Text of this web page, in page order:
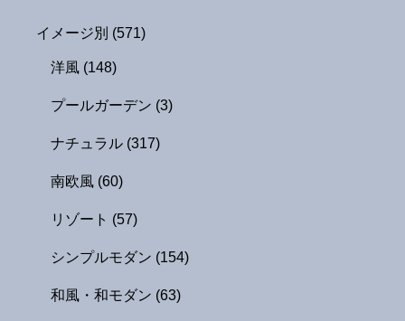
イメージ別 (571)
洋風 (148)
プールガーデン (3)
ナチュラル (317)
南欧風 (60)
リゾート (57)
シンプルモダン (154)
和風・和モダン (63)